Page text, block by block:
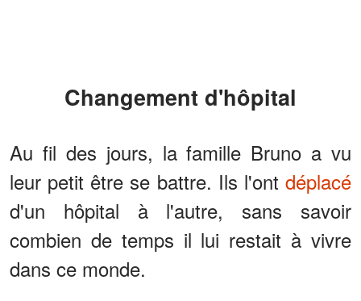
Changement d'hôpital
Au fil des jours, la famille Bruno a vu
leur petit être se battre. Ils l'ont déplacé
d'un hôpital à l'autre, sans savoir
combien de temps il lui restait à vivre
dans ce monde.